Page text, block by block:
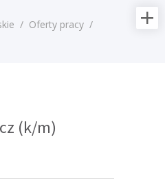
/ Oferty pracy /
(k/m)